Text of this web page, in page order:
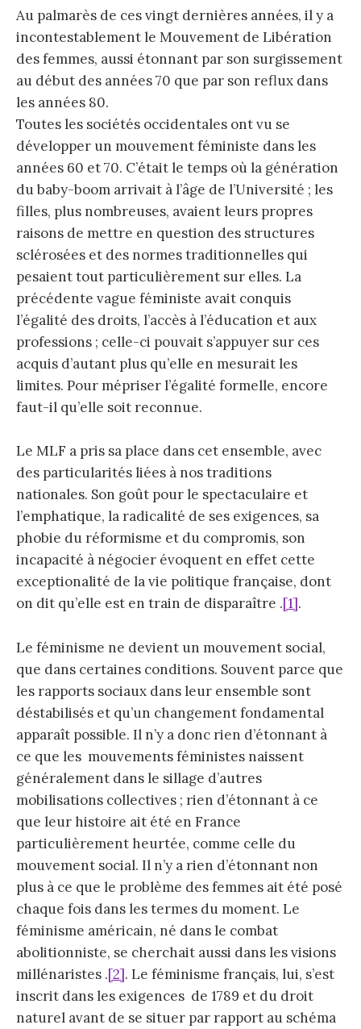
Au palmarès de ces vingt dernières années, il y a
incontestablement le Mouvement de Libération
des femmes, aussi étonnant par son surgissement
au début des années 70 que par son reflux dans
les années 80.
Toutes les sociétés occidentales ont vu se
développer un mouvement féministe dans les
années 60 et 70. C’était le temps où la génération
du baby-boom arrivait à l’âge de l’Université ; les
filles, plus nombreuses, avaient leurs propres
raisons de mettre en question des structures
sclérosées et des normes traditionnelles qui
pesaient tout particulièrement sur elles. La
précédente vague féministe avait conquis
l’égalité des droits, l’accès à l’éducation et aux
professions ; celle-ci pouvait s’appuyer sur ces
acquis d’autant plus qu’elle en mesurait les
limites. Pour mépriser l’égalité formelle, encore
faut-il qu’elle soit reconnue.
Le MLF a pris sa place dans cet ensemble, avec
des particularités liées à nos traditions
nationales. Son goût pour le spectaculaire et
l’emphatique, la radicalité de ses exigences, sa
phobie du réformisme et du compromis, son
incapacité à négocier évoquent en effet cette
exceptionalité de la vie politique française, dont
on dit qu’elle est en train de disparaître .[1].
Le féminisme ne devient un mouvement social,
que dans certaines conditions. Souvent parce que
les rapports sociaux dans leur ensemble sont
déstabilisés et qu’un changement fondamental
apparaît possible. Il n’y a donc rien d’étonnant à
ce que les mouvements féministes naissent
généralement dans le sillage d’autres
mobilisations collectives ; rien d’étonnant à ce
que leur histoire ait été en France
particulièrement heurtée, comme celle du
mouvement social. Il n’y a rien d’étonnant non
plus à ce que le problème des femmes ait été posé
chaque fois dans les termes du moment. Le
féminisme américain, né dans le combat
abolitionniste, se cherchait aussi dans les visions
millénaristes .[2]. Le féminisme français, lui, s’est
inscrit dans les exigences de 1789 et du droit
naturel avant de se situer par rapport au schéma